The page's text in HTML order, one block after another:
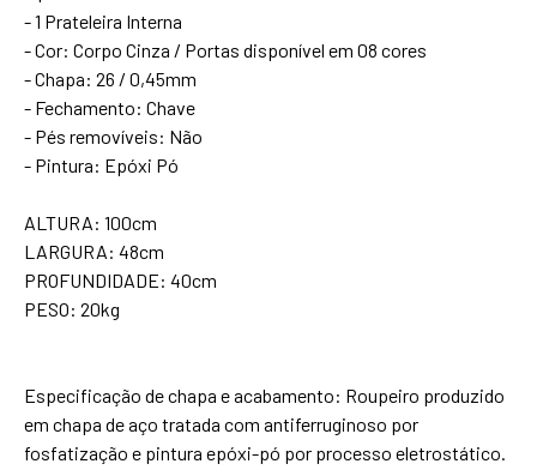
- 1 Prateleira Interna
- Cor: Corpo Cinza / Portas disponível em 08 cores
- Chapa: 26 / 0,45mm
- Fechamento: Chave
- Pés removíveis: Não
- Pintura: Epóxi Pó
ALTURA: 100cm
LARGURA: 48cm
PROFUNDIDADE: 40cm
PESO: 20kg
Especificação de chapa e acabamento: Roupeiro produzido
em chapa de aço tratada com antiferruginoso por
fosfatização e pintura epóxi-pó por processo eletrostático.